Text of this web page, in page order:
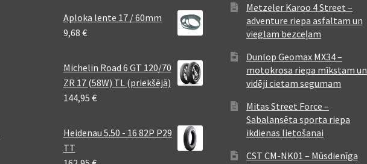
Aploka lente 17 / 60mm
9,68 €
Michelin Road 6 GT 120/70
ZR 17 (58W) TL (priekšējā)
144,95 €
Heidenau 5.50 - 16 82P P29
TT
Metzeler Karoo 4 Street –
adventure riepa asfaltam un
vieglam bezceļam
Dunlop Geomax MX34 –
motokrosa riepa mīkstam un
vidēji cietam segumam
Mitas Street Force –
Sabalansēta sporta riepa
ikdienas lietošanai
CST CM-NK01 – Mūsdienīga